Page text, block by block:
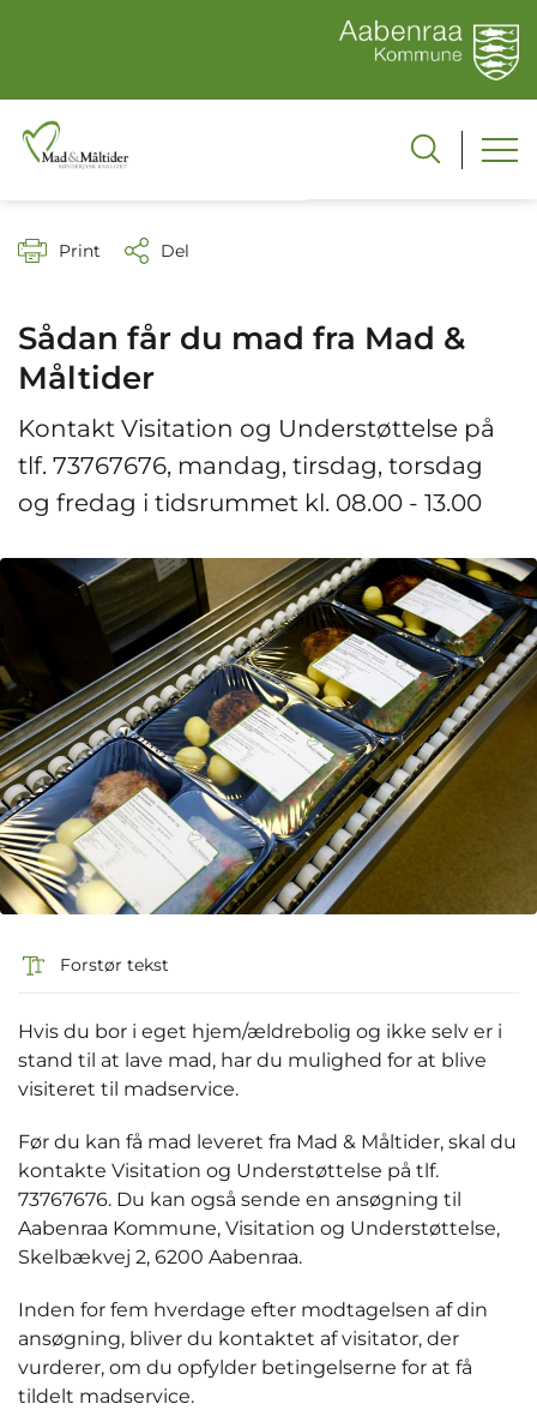
Print Del
Sådan får du mad fra Mad &
Måltider
Kontakt Visitation og Understøttelse på
tlf. 73767676, mandag, tirsdag, torsdag
og fredag i tidsrummet kl. 08.00 - 13.00
Forstør tekst
Hvis du bor i eget hjem/ældrebolig og ikke selv er i
stand til at lave mad, har du mulighed for at blive
visiteret til madservice.
Før du kan få mad leveret fra Mad & Måltider, skal du
kontakte Visitation og Understøttelse på tlf.
73767676. Du kan også sende en ansøgning til
Aabenraa Kommune, Visitation og Understøttelse,
Skelbækvej 2, 6200 Aabenraa.
Inden for fem hverdage efter modtagelsen af din
ansøgning, bliver du kontaktet af visitator, der
vurderer, om du opfylder betingelserne for at få
tildelt madservice.